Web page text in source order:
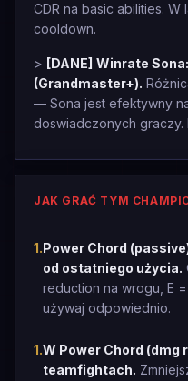
CDR na basic abilities. W
cooldown.
> [DANE] Winrate
(Grandmaster+).
— Sona jest efektywny
doswiadczonych graczy.
JAK GRAĆ TYM
1.Power Chord
od ostatniego użycia.
reduction na wrogu, E
używaj odpowiednio.
1.W Power Chord (dmg
teamfightach.